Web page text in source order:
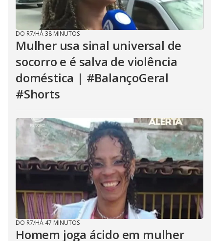
DO R7/HÁ 38 MINUTOS
Mulher usa sinal universal de
socorro e é salva de violência
doméstica | #BalançoGeral
#Shorts
DO R7/HÁ 47 MINUTOS
Homem joga ácido em mulher